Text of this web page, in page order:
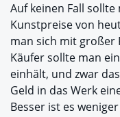
Auf keinen Fall
Kunstpreise von
man sich mit großer
Käufer sollte man
einhält, und zwar
Geld in das Werk
Besser ist es